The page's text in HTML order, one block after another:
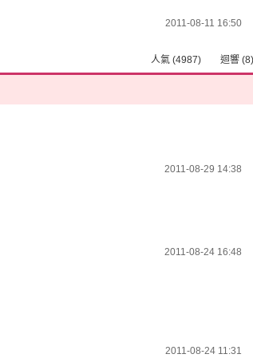
2011-08-11 16:50
人氣 (4987) 迴響 (8)
2011-08-29 14:38
2011-08-24 16:48
2011-08-24 11:31